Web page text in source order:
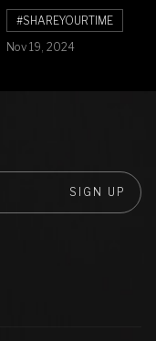
#SHAREYOURTIME
Nov 19, 2024
SIGN UP